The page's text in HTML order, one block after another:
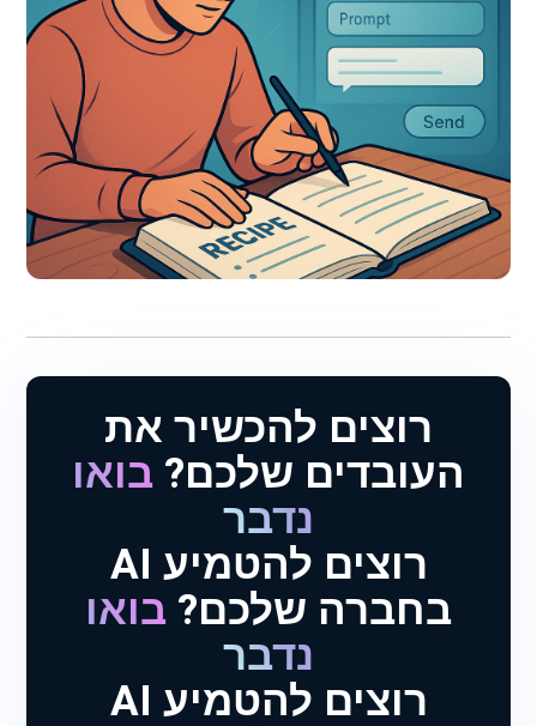
רוצים להכשיר את
העובדים שלכם? בואו
נדבר
רוצים להטמיע AI
בחברה שלכם? בואו
נדבר
רוצים להטמיע AI